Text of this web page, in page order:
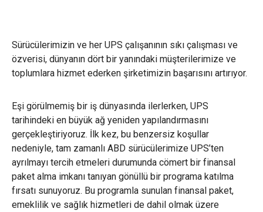
Sürücülerimizin ve her UPS çalışanının sıkı çalışması ve
özverisi, dünyanın dört bir yanındaki müşterilerimize ve
toplumlara hizmet ederken şirketimizin başarısını artırıyor.
Eşi görülmemiş bir iş dünyasında ilerlerken, UPS
tarihindeki en büyük ağ yeniden yapılandırmasını
gerçekleştiriyoruz. İlk kez, bu benzersiz koşullar
nedeniyle, tam zamanlı ABD sürücülerimize UPS’ten
ayrılmayı tercih etmeleri durumunda cömert bir finansal
paket alma imkanı tanıyan gönüllü bir programa katılma
fırsatı sunuyoruz. Bu programla sunulan finansal paket,
emeklilik ve sağlık hizmetleri de dahil olmak üzere